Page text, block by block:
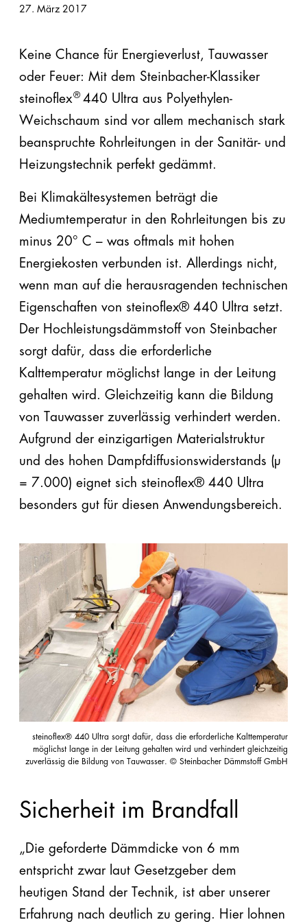
EPS
EPS
plus
Automatenplatten
PE
Steinwolle
Zubehör
27. März 2017
Keine Chance für Energieverlust, Tauwasser
oder Feuer: Mit dem Steinbacher-Klassiker
steinoflex® 440 Ultra aus Polyethylen-
Weichschaum sind vor allem mechanisch stark
beanspruchte Rohrleitungen in der Sanitär- und
Heizungstechnik perfekt gedämmt.
Bei Klimakältesystemen beträgt die
Mediumtemperatur in den Rohrleitungen bis zu
minus 20° C – was oftmals mit hohen
Energiekosten verbunden ist. Allerdings nicht,
wenn man auf die herausragenden technischen
Eigenschaften von steinoflex® 440 Ultra setzt.
Der Hochleistungsdämmstoff von Steinbacher
sorgt dafür, dass die erforderliche
Kalttemperatur möglichst lange in der Leitung
gehalten wird. Gleichzeitig kann die Bildung
von Tauwasser zuverlässig verhindert werden.
Aufgrund der einzigartigen Materialstruktur
und des hohen Dampfdiffusionswiderstands (µ
= 7.000) eignet sich steinoflex® 440 Ultra
besonders gut für diesen Anwendungsbereich.
steinoflex® 440 Ultra sorgt dafür, dass die erforderliche Kalttemperatur
möglichst lange in der Leitung gehalten wird und verhindert gleichzeitig
zuverlässig die Bildung von Tauwasser. © Steinbacher Dämmstoff GmbH
Sicherheit im Brandfall
„Die geforderte Dämmdicke von 6 mm
entspricht zwar laut Gesetzgeber dem
heutigen Stand der Technik, ist aber unserer
Erfahrung nach deutlich zu gering. Hier lohnen